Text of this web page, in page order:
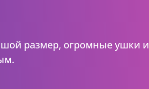
размер, огромные ушки и